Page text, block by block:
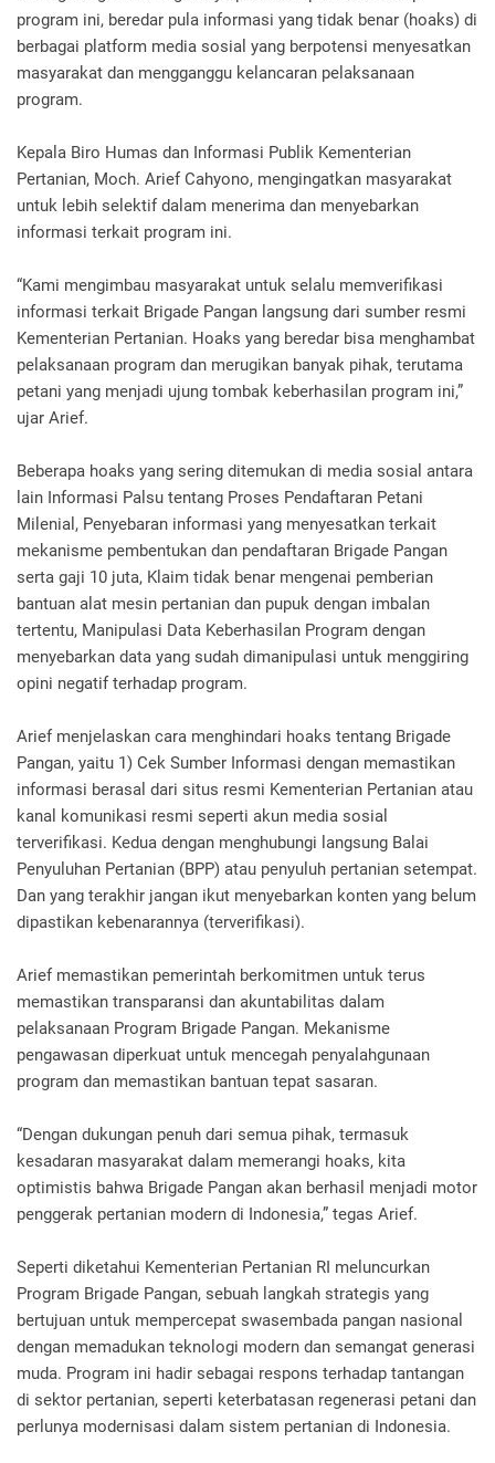
program ini, beredar pula informasi yang tidak benar (hoaks) di
berbagai platform media sosial yang berpotensi menyesatkan
masyarakat dan mengganggu kelancaran pelaksanaan
program.
Kepala Biro Humas dan Informasi Publik Kementerian
Pertanian, Moch. Arief Cahyono, mengingatkan masyarakat
untuk lebih selektif dalam menerima dan menyebarkan
informasi terkait program ini.
“Kami mengimbau masyarakat untuk selalu memverifikasi
informasi terkait Brigade Pangan langsung dari sumber resmi
Kementerian Pertanian. Hoaks yang beredar bisa menghambat
pelaksanaan program dan merugikan banyak pihak, terutama
petani yang menjadi ujung tombak keberhasilan program ini,”
ujar Arief.
Beberapa hoaks yang sering ditemukan di media sosial antara
lain Informasi Palsu tentang Proses Pendaftaran Petani
Milenial, Penyebaran informasi yang menyesatkan terkait
mekanisme pembentukan dan pendaftaran Brigade Pangan
serta gaji 10 juta, Klaim tidak benar mengenai pemberian
bantuan alat mesin pertanian dan pupuk dengan imbalan
tertentu, Manipulasi Data Keberhasilan Program dengan
menyebarkan data yang sudah dimanipulasi untuk menggiring
opini negatif terhadap program.
Arief menjelaskan cara menghindari hoaks tentang Brigade
Pangan, yaitu 1) Cek Sumber Informasi dengan memastikan
informasi berasal dari situs resmi Kementerian Pertanian atau
kanal komunikasi resmi seperti akun media sosial
terverifikasi. Kedua dengan menghubungi langsung Balai
Penyuluhan Pertanian (BPP) atau penyuluh pertanian setempat.
Dan yang terakhir jangan ikut menyebarkan konten yang belum
dipastikan kebenarannya (terverifikasi).
Arief memastikan pemerintah berkomitmen untuk terus
memastikan transparansi dan akuntabilitas dalam
pelaksanaan Program Brigade Pangan. Mekanisme
pengawasan diperkuat untuk mencegah penyalahgunaan
program dan memastikan bantuan tepat sasaran.
“Dengan dukungan penuh dari semua pihak, termasuk
kesadaran masyarakat dalam memerangi hoaks, kita
optimistis bahwa Brigade Pangan akan berhasil menjadi motor
penggerak pertanian modern di Indonesia,” tegas Arief.
Seperti diketahui Kementerian Pertanian RI meluncurkan
Program Brigade Pangan, sebuah langkah strategis yang
bertujuan untuk mempercepat swasembada pangan nasional
dengan memadukan teknologi modern dan semangat generasi
muda. Program ini hadir sebagai respons terhadap tantangan
di sektor pertanian, seperti keterbatasan regenerasi petani dan
perlunya modernisasi dalam sistem pertanian di Indonesia.